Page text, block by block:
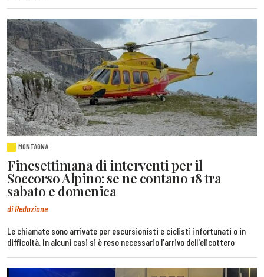
MONTAGNA
Finesettimana di interventi per il
Soccorso Alpino: se ne contano 18 tra
sabato e domenica
di Redazione
Le chiamate sono arrivate per escursionisti e ciclisti infortunati o in
difficoltà. In alcuni casi si è reso necessario l'arrivo dell'elicottero